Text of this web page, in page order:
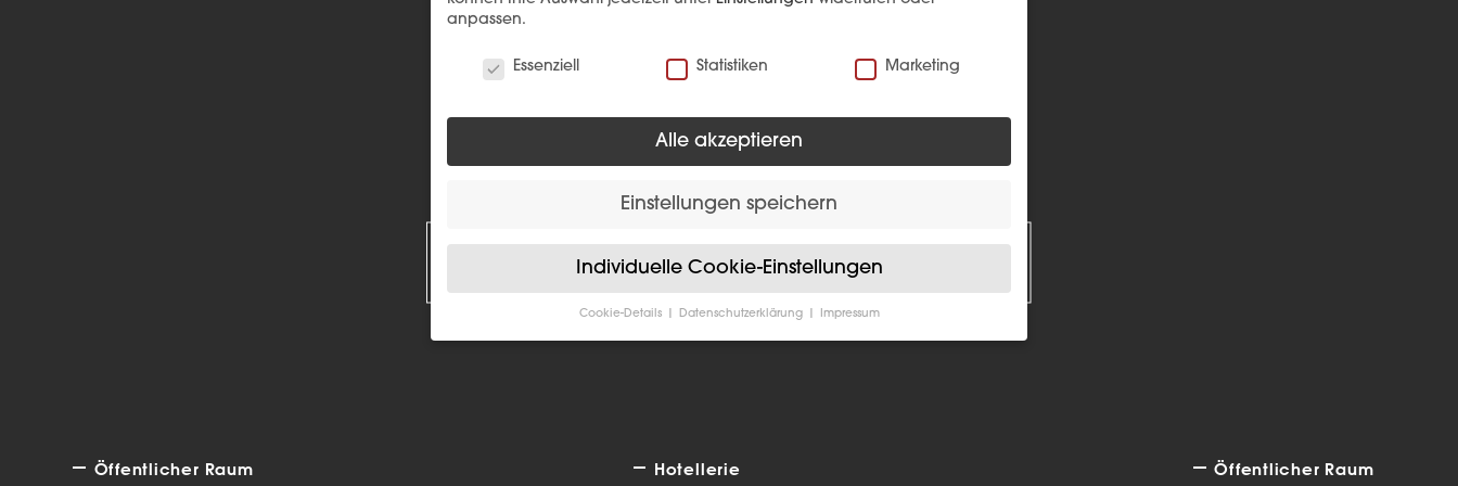
REFERENZEN
Öffentlicher Raum Hotellerie Öffentlicher Raum
anpassen.
Essenziell
Statistiken Marketing
Alle akzeptieren
Einstellungen speichern
Individuelle Cookie-Einstellungen
Cookie-Details Datenschutzerklärung Impressum
Datenschutzeinstellungen
und Ihre Erfahrung zu verbessern. Personenbezogene Daten können